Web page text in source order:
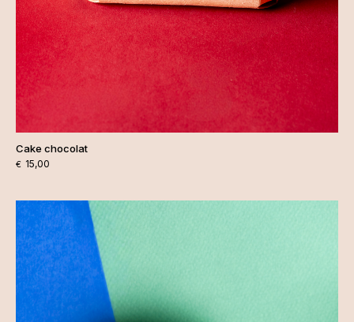
Cake chocolat
€ 15,00